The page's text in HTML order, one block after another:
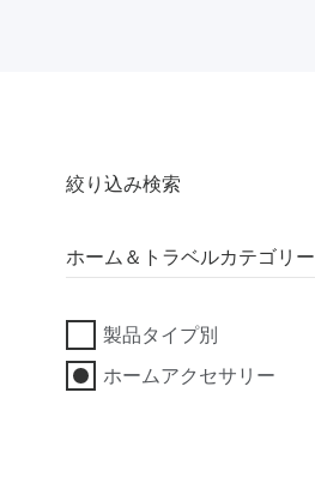
絞り込み検索
ホーム＆トラベルカテゴリー
製品タイプ別
ホームアクセサリー